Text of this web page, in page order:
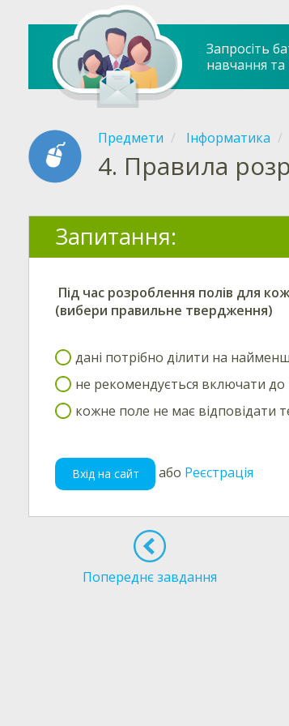
Запросіть
навчання та
Предмети Інформатика
4. Правила
Запитання:
Під час розроблення полів для
(вибери правильне твердження)
дані потрібно ділити на
не рекомендується включати до
кожне поле не має відповідати
Вхід на сайт або Реєстрація
Попереднє завдання